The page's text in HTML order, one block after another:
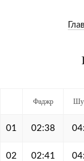
Фаджр
01 02:38
02 02:41